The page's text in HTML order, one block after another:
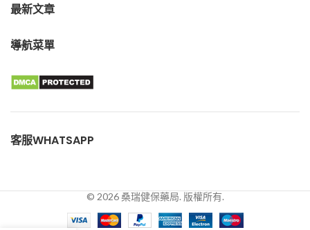
最新文章
導航菜單
客服WHATSAPP
© 2026 桑瑞健保藥局. 版權所有.